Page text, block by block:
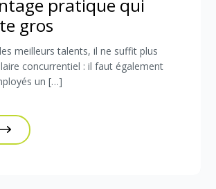
pratique qui
gros
meilleurs talents, il ne suffit plus
concurrentiel : il faut également
un […]